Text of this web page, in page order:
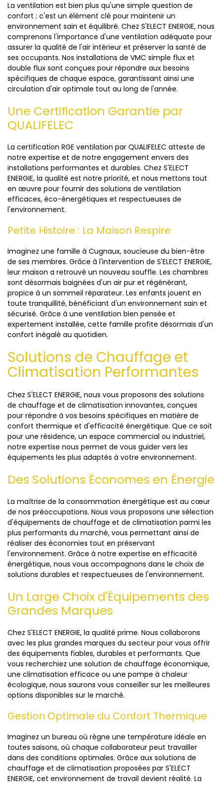
La ventilation est bien plus qu'une simple question de
confort ; c'est un élément clé pour maintenir un
environnement sain et équilibré. Chez S'ELECT ENERGIE, nous
comprenons l'importance d'une ventilation adéquate pour
assurer la qualité de l'air intérieur et préserver la santé de
ses occupants. Nos installations de VMC simple flux et
double flux sont conçues pour répondre aux besoins
spécifiques de chaque espace, garantissant ainsi une
circulation d'air optimale tout au long de l'année.
Une Certification Garantie par
QUALIFELEC
La certification RGE ventilation par QUALIFELEC atteste de
notre expertise et de notre engagement envers des
installations performantes et durables. Chez S'ELECT
ENERGIE, la qualité est notre priorité, et nous mettons tout
en œuvre pour fournir des solutions de ventilation
efficaces, éco-énergétiques et respectueuses de
l'environnement.
Petite Histoire : La Maison Respire
Imaginez une famille à Cugnaux, soucieuse du bien-être
de ses membres. Grâce à l'intervention de S'ELECT ENERGIE,
leur maison a retrouvé un nouveau souffle. Les chambres
sont désormais baignées d'un air pur et régénérant,
propice à un sommeil réparateur. Les enfants jouent en
toute tranquillité, bénéficiant d'un environnement sain et
sécurisé. Grâce à une ventilation bien pensée et
expertement installée, cette famille profite désormais d'un
confort inégalé au quotidien.
Solutions de Chauffage et
Climatisation Performantes
Chez S'ELECT ENERGIE, nous vous proposons des solutions
de chauffage et de climatisation innovantes, conçues
pour répondre à vos besoins spécifiques en matière de
confort thermique et d'efficacité énergétique. Que ce soit
pour une résidence, un espace commercial ou industriel,
notre expertise nous permet de vous guider vers les
équipements les plus adaptés à votre environnement.
Des Solutions Économes en Énergie
La maîtrise de la consommation énergétique est au cœur
de nos préoccupations. Nous vous proposons une sélection
d'équipements de chauffage et de climatisation parmi les
plus performants du marché, vous permettant ainsi de
réaliser des économies tout en préservant
l'environnement. Grâce à notre expertise en efficacité
énergétique, nous vous accompagnons dans le choix de
solutions durables et respectueuses de l'environnement.
Un Large Choix d'Équipements des
Grandes Marques
Chez S'ELECT ENERGIE, la qualité prime. Nous collaborons
avec les plus grandes marques du secteur pour vous offrir
des équipements fiables, durables et performants. Que
vous recherchiez une solution de chauffage économique,
une climatisation efficace ou une pompe à chaleur
écologique, nous saurons vous conseiller sur les meilleures
options disponibles sur le marché.
Gestion Optimale du Confort Thermique
Imaginez un bureau où règne une température idéale en
toutes saisons, où chaque collaborateur peut travailler
dans des conditions optimales. Grâce aux solutions de
chauffage et de climatisation proposées par S'ELECT
ENERGIE, cet environnement de travail devient réalité. La